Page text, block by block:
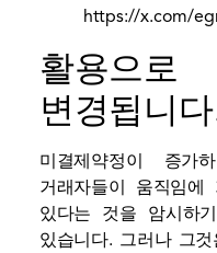
https://x.com/
활용
변경됩니
미결제약정이 증가
거래자들이 움직임
있다는 것을 암시하
있습니다. 그러나 그